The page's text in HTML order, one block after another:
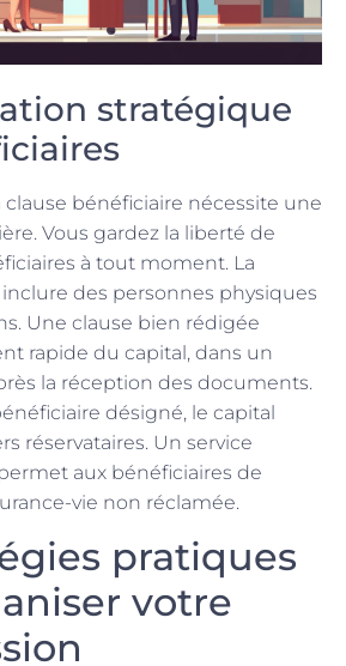
stratégique
clause bénéficiaire nécessite une
Vous gardez la liberté de
à tout moment. La
des personnes physiques
Une clause bien rédigée
rapide du capital, dans un
la réception des documents.
désigné, le capital
réservataires. Un service
permet aux bénéficiaires de
vie non réclamée.
pratiques
votre